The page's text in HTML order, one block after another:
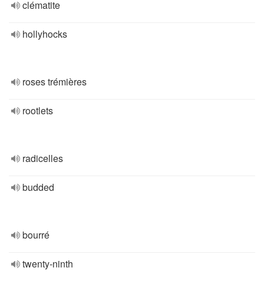
clématite
hollyhocks
roses trémières
rootlets
radicelles
budded
bourré
twenty-ninth